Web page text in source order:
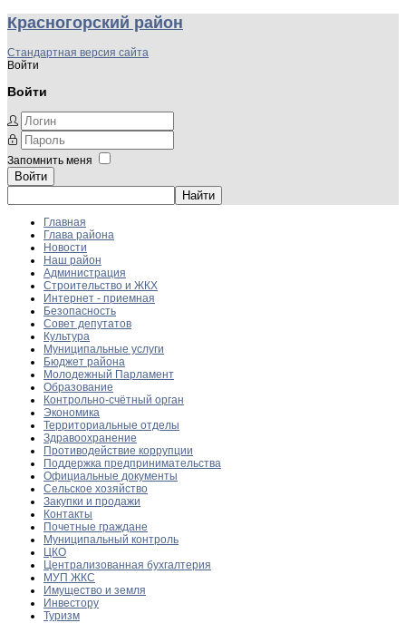
Красногорский район
Стандартная версия сайта
Войти
Войти
Запомнить меня
Войти
Главная
Глава района
Новости
Наш район
Администрация
Строительство и ЖКХ
Интернет - приемная
Безопасность
Совет депутатов
Культура
Муниципальные услуги
Бюджет района
Молодежный Парламент
Образование
Контрольно-счётный орган
Экономика
Территориальные отделы
Здравоохранение
Противодействие коррупции
Поддержка предпринимательства
Официальные документы
Сельское хозяйство
Закупки и продажи
Контакты
Почетные граждане
Муниципальный контроль
ЦКО
Централизованная бухгалтерия
МУП ЖКС
Имущество и земля
Инвестору
Туризм